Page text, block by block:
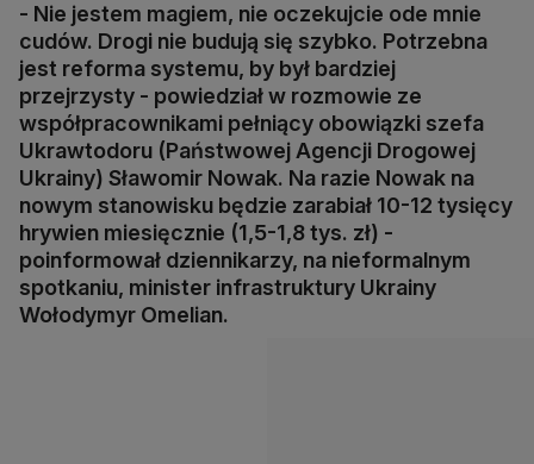
- Nie jestem magiem, nie oczekujcie ode mnie
cudów. Drogi nie budują się szybko. Potrzebna
jest reforma systemu, by był bardziej
przejrzysty - powiedział w rozmowie ze
współpracownikami pełniący obowiązki szefa
Ukrawtodoru (Państwowej Agencji Drogowej
Ukrainy) Sławomir Nowak. Na razie Nowak na
nowym stanowisku będzie zarabiał 10-12 tysięcy
hrywien miesięcznie (1,5-1,8 tys. zł) -
poinformował dziennikarzy, na nieformalnym
spotkaniu, minister infrastruktury Ukrainy
Wołodymyr Omelian.